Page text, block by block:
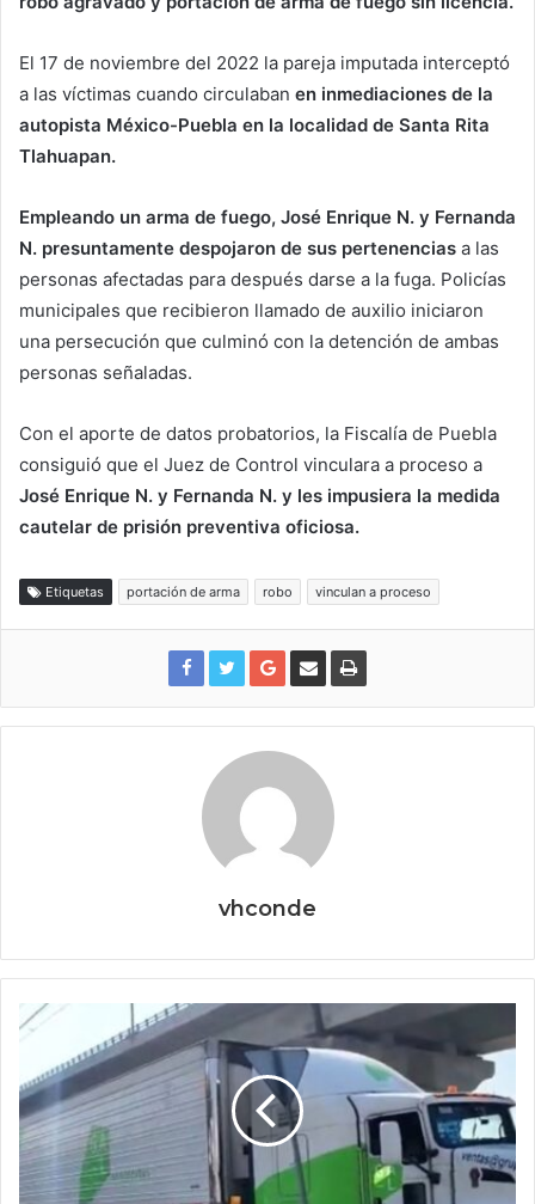
El 17 de noviembre del 2022 la pareja imputada interceptó
a las víctimas cuando circulaban en inmediaciones de la
autopista México-Puebla en la localidad de Santa Rita
Tlahuapan.
Empleando un arma de fuego, José Enrique N. y Fernanda
N. presuntamente despojaron de sus pertenencias a las
personas afectadas para después darse a la fuga. Policías
municipales que recibieron llamado de auxilio iniciaron
una persecución que culminó con la detención de ambas
personas señaladas.
Con el aporte de datos probatorios, la Fiscalía de Puebla
consiguió que el Juez de Control vinculara a proceso a
José Enrique N. y Fernanda N. y les impusiera la medida
cautelar de prisión preventiva oficiosa.
Etiquetas portación de arma robo vinculan a proceso
vhconde